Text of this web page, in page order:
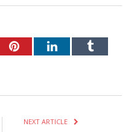
PinterestLinkedInTumblr
NEXT ARTICLE